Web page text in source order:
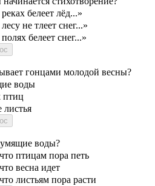
белеет лёд...»
не тлеет снег...»
белеет снег...»
гонцами молодой весны?
воды
птиц
воды?
птицам пора петь
весна идет
листьям пора расти